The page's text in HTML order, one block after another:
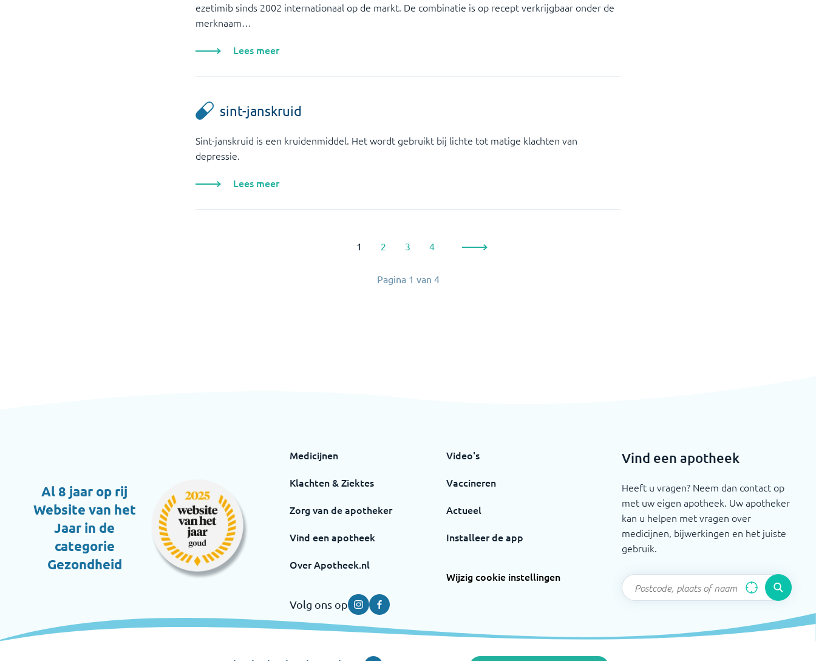
ezetimib sinds 2002 internationaal op de markt. De combinatie is op recept verkrijgbaar onder de
merknaam…
Lees meer
sint-janskruid
Sint-janskruid is een kruidenmiddel. Het wordt gebruikt bij lichte tot matige klachten van
depressie.
Lees meer
1 2 3 4
Pagina 1 van 4
Al 8 jaar op rij
Website van het
Jaar in de
categorie
Gezondheid
Medicijnen
Klachten & Ziektes
Zorg van de apotheker
Vind een apotheek
Over Apotheek.nl
Video's
Vaccineren
Actueel
Installeer de app
Wijzig cookie instellingen
Volg ons op InstagramFacebook
Vind een apotheek
Heeft u vragen? Neem dan contact op
met uw eigen apotheek. Uw apotheker
kan u helpen met vragen over
medicijnen, bijwerkingen en het juiste
gebruik.